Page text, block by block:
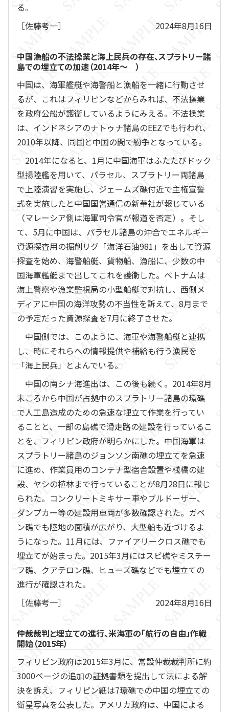
る。
［佐藤考一］
2024年8月16日
中国漁船の不法操業と海上民兵の存在、スプラトリー諸
島での埋立ての加速（2014年～ ）
中国は、海軍艦艇や海警船と漁船を一緒に行動させ
るが、これはフィリピンなどからみれば、不法操業
を政府公船が護衛しているようにみえる。不法操業
は、インドネシアのナトゥナ諸島のEEZでも行われ、
2010年以降、同国と中国の間で紛争となっている。
2014年になると、1月に中国海軍はふたたびドック
型揚陸艦を用いて、パラセル、スプラトリー両諸島
で上陸演習を実施し、ジェームズ礁付近で主権宣誓
式を実施したと中国国営通信の新華社が報じている
（マレーシア側は海軍司令官が報道を否定）。そし
て、5月に中国は、パラセル諸島の沖合でエネルギー
資源探査用の掘削リグ「海洋石油981」を出して資源
探査を始め、海警船艇、貨物船、漁船に、少数の中
国海軍艦艇まで出してこれを護衛した。ベトナムは
海上警察や漁業監視局の小型船艇で対抗し、西側メ
ディアに中国の海洋攻勢の不当性を訴えて、8月まで
の予定だった資源探査を7月に終了させた。
中国側では、このように、海軍や海警船艇と連携
し、時にそれらへの情報提供や補給も行う漁民を
「海上民兵」とよんでいる。
中国の南シナ海進出は、この後も続く。2014年8月
末ころから中国が占拠中のスプラトリー諸島の環礁
で人工島造成のための急速な埋立て作業を行ってい
ることと、一部の島礁で滑走路の建設を行っているこ
とを、フィリピン政府が明らかにした。中国海軍は
スプラトリー諸島のジョンソン南礁の埋立てを急速
に進め、作業員用のコンテナ型宿舎設置や桟橋の建
設、ヤシの植林まで行っていることが8月28日に報じ
られた。コンクリートミキサー車やブルドーザー、
ダンプカー等の建設用車両が多数確認された。ガベ
ン礁でも陸地の面積が広がり、大型船も近づけるよ
うになった。11月には、ファイアリークロス礁でも
埋立てが始まった。2015年3月にはスビ礁やミスチー
フ礁、クアテロン礁、ヒューズ礁などでも埋立ての
進行が確認された。
［佐藤考一］
2024年8月16日
仲裁裁判と埋立ての進行、米海軍の「航行の自由」作戦
開始（2015年）
フィリピン政府は2015年3月に、常設仲裁裁判所に約
3000ページの追加の証拠書類を提出して法による解
決を訴え、フィリピン紙は7環礁での中国の埋立ての
衛星写真を公表した。アメリカ政府は、中国による